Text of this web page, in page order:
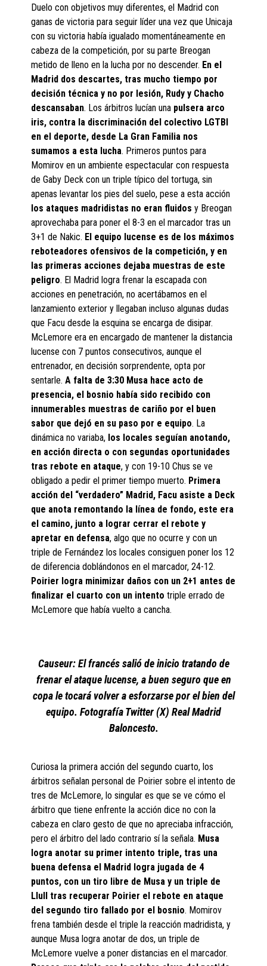
Duelo con objetivos muy diferentes, el Madrid con
ganas de victoria para seguir líder una vez que Unicaja
con su victoria había igualado momentáneamente en
cabeza de la competición, por su parte Breogan
metido de lleno en la lucha por no descender. En el
Madrid dos descartes, tras mucho tiempo por
decisión técnica y no por lesión, Rudy y Chacho
descansaban. Los árbitros lucían una pulsera arco
iris, contra la discriminación del colectivo LGTBI
en el deporte, desde La Gran Familia nos
sumamos a esta lucha. Primeros puntos para
Momirov en un ambiente espectacular con respuesta
de Gaby Deck con un triple típico del tortuga, sin
apenas levantar los pies del suelo, pese a esta acción
los ataques madridistas no eran fluidos y Breogan
aprovechaba para poner el 8-3 en el marcador tras un
3+1 de Nakic. El equipo lucense es de los máximos
reboteadores ofensivos de la competición, y en
las primeras acciones dejaba muestras de este
peligro. El Madrid logra frenar la escapada con
acciones en penetración, no acertábamos en el
lanzamiento exterior y llegaban incluso algunas dudas
que Facu desde la esquina se encarga de disipar.
McLemore era en encargado de mantener la distancia
lucense con 7 puntos consecutivos, aunque el
entrenador, en decisión sorprendente, opta por
sentarle.A falta de 3:30 Musa hace acto de
presencia, el bosnio había sido recibido con
innumerables muestras de cariño por el buen
sabor que dejó en su paso por e equipo. La
dinámica no variaba, los locales seguían anotando,
en acción directa o con segundas oportunidades
tras rebote en ataque, y con 19-10 Chus se ve
obligado a pedir el primer tiempo muerto. Primera
acción del “verdadero” Madrid, Facu asiste a Deck
que anota remontando la línea de fondo, este era
el camino, junto a lograr cerrar el rebote y
apretar en defensa, algo que no ocurre y con un
triple de Fernández los locales consiguen poner los 12
de diferencia doblándonos en el marcador, 24-12.
Poirier logra minimizar daños con un 2+1 antes de
finalizar el cuarto con un intento triple errado de
McLemore que había vuelto a cancha.
Causeur: El francés salió de inicio tratando de
frenar el ataque lucense, a buen seguro que en
copa le tocará volver a esforzarse por el bien del
equipo. Fotografía Twitter (X) Real Madrid
Baloncesto.
Curiosa la primera acción del segundo cuarto, los
árbitros señalan personal de Poirier sobre el intento de
tres de McLemore, lo singular es que se ve cómo el
árbitro que tiene enfrente la acción dice no con la
cabeza en claro gesto de que no apreciaba infracción,
pero el árbitro del lado contrario sí la señala. Musa
logra anotar su primer intento triple, tras una
buena defensa el Madrid logra jugada de 4
puntos, con un tiro libre de Musa y un triple de
Llull tras recuperar Poirier el rebote en ataque
del segundo tiro fallado por el bosnio. Momirov
frena también desde el triple la reacción madridista, y
aunque Musa logra anotar de dos, un triple de
McLemore vuelve a poner distancias en el marcador.